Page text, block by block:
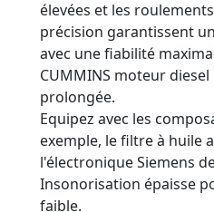
élevées et les
précision garantissent
avec une fiabilité
CUMMINS moteur
prolongée.
Equipez avec les
exemple, le filtre à huile
l'électronique Siemens
Insonorisation épaisse
faible.